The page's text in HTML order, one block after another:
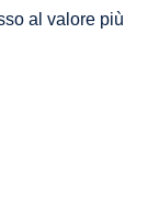
al valore più